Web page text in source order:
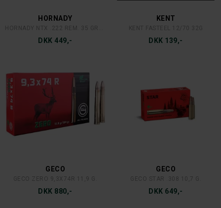
HORNADY
DKK 449,-
KENT
DKK 139,-
GECO
DKK 880,-
GECO
DKK 649,-